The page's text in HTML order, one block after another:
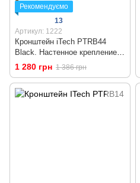
Рекомендуємо
13
Артикул: 1222
Кронштейн iTech PTRB44
Black. Настенное крепление
для телевизора 32 - 55
дюймов
1 280 грн 1 386 грн